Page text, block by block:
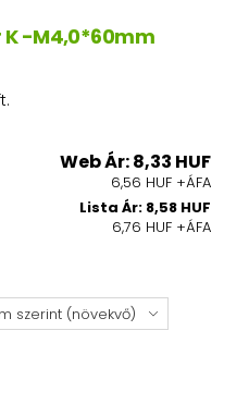
-M4,0*60mm
Web Ár: 8,33 HUF
6,56 HUF +ÁFA
Lista Ár: 8,58 HUF
6,76 HUF +ÁFA